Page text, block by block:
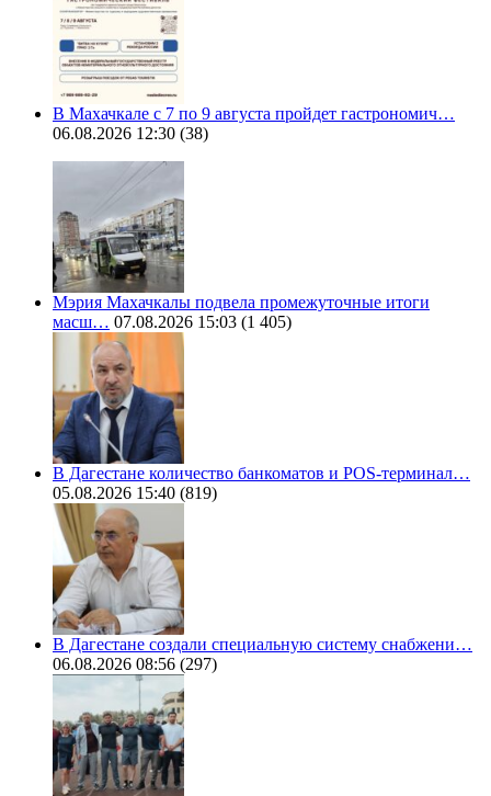
В Махачкале с 7 по 9 августа пройдет гастрономич…
06.08.2026 12:30 (38)
Мэрия Махачкалы подвела промежуточные итоги
масш… 07.08.2026 15:03 (1 405)
В Дагестане количество банкоматов и POS-терминал…
05.08.2026 15:40 (819)
В Дагестане создали специальную систему снабжени…
06.08.2026 08:56 (297)